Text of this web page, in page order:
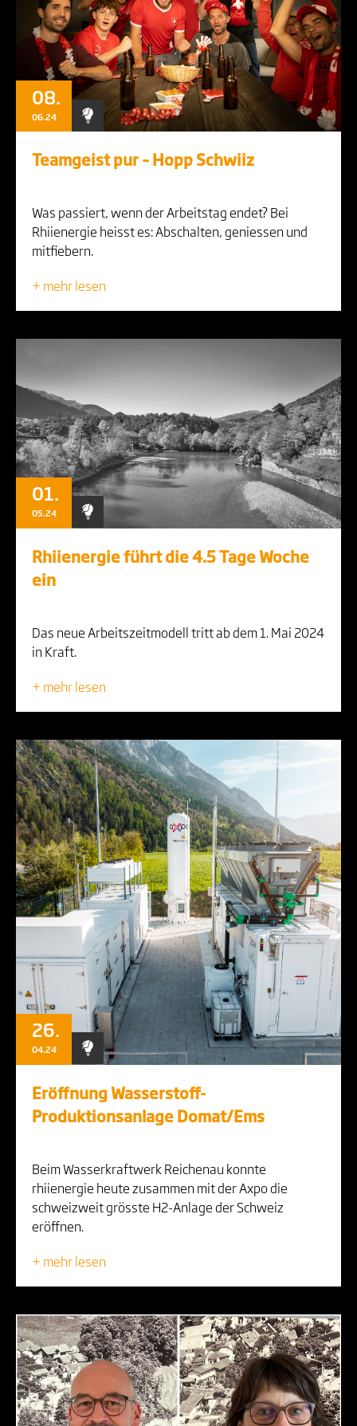
08.
06.24
Teamgeist pur – Hopp Schwiiz
Was passiert, wenn der Arbeitstag endet? Bei
Rhiienergie heisst es: Abschalten, geniessen und
mitfiebern.
+ mehr lesen
01.
05.24
Rhiienergie führt die 4.5 Tage Woche
ein
Das neue Arbeitszeitmodell tritt ab dem 1. Mai 2024
in Kraft.
+ mehr lesen
26.
04.24
Eröffnung Wasserstoff-
Produktionsanlage Domat/Ems
Beim Wasserkraftwerk Reichenau konnte
rhiienergie heute zusammen mit der Axpo die
schweizweit grösste H2-Anlage der Schweiz
eröffnen.
+ mehr lesen